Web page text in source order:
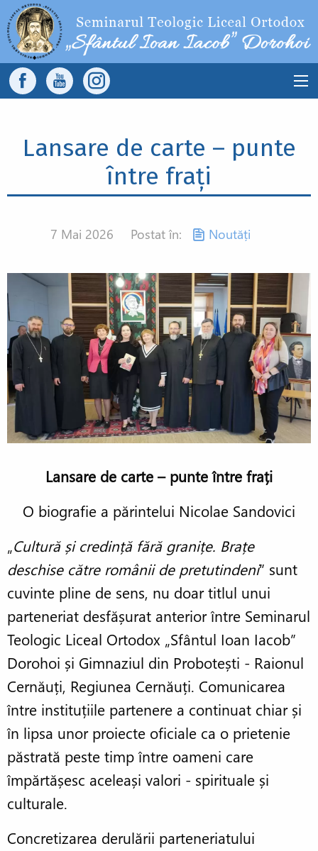
Sari la conținutul principal
Main
Lansare de carte – punte
între frați
7 Mai 2026 Postat în: Noutăți
Lansare de carte – punte între frați
O biografie a părintelui Nicolae Sandovici
„Cultură și credință fără granițe. Brațe
deschise către românii de pretutindeni” sunt
cuvinte pline de sens, nu doar titlul unui
parteneriat desfășurat anterior între Seminarul
Teologic Liceal Ortodox „Sfântul Ioan Iacob”
Dorohoi și Gimnaziul din Probotești - Raionul
Cernăuți, Regiunea Cernăuți. Comunicarea
între instituțiile partenere a continuat chiar și
în lipsa unor proiecte oficiale ca o prietenie
păstrată peste timp între oameni care
împărtășesc aceleași valori - spirituale și
culturale.
Concretizarea derulării parteneriatului